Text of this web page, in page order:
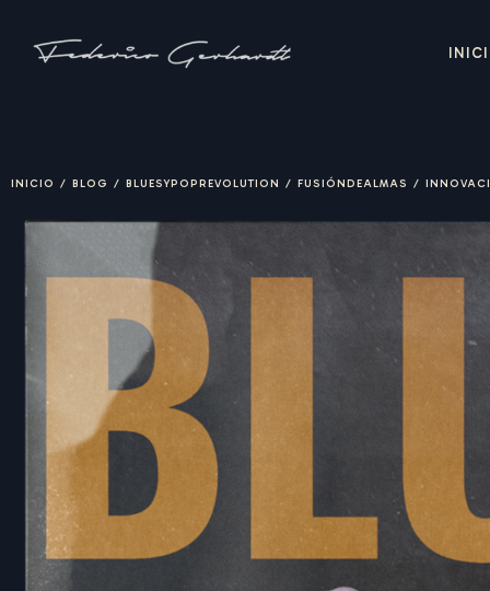
INICIO / BLOG / BLUESYPOPREVOLUTION / FUSIÓNDEALMAS /